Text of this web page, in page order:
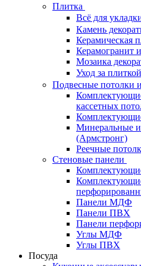
Плитка
Всё для
Камень
Керамическая
Керамогранит
Мозаика
Уход за плиткой
Подвесные потолки
кассетных
Минеральные и
(Армстронг)
Реечные
Стеновые панели
Панели МДФ
Панели ПВХ
Панели
Углы МДФ
Углы ПВХ
Посуда